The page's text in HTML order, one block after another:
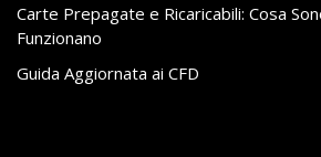
Carte Prepagate e Ricaricabili: Cosa
Funzionano
Guida Aggiornata ai CFD